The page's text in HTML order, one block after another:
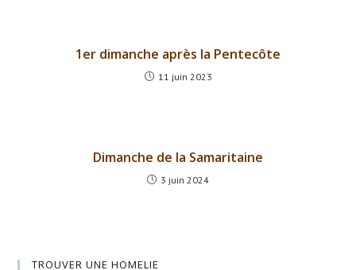
1er dimanche après la Pentecôte
11 juin 2023
Dimanche de la Samaritaine
3 juin 2024
TROUVER UNE HOMELIE